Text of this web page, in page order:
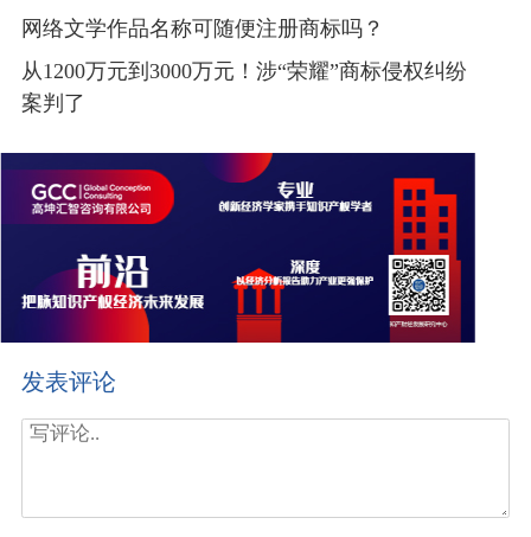
网络文学作品名称可随便注册商标吗？
从1200万元到3000万元！涉“荣耀”商标侵权纠纷
案判了
发表评论